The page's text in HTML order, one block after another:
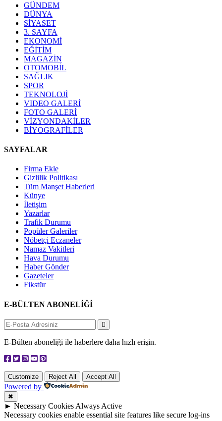
GÜNDEM
DÜNYA
SİYASET
3. SAYFA
EKONOMİ
EĞİTİM
MAGAZİN
OTOMOBİL
SAĞLIK
SPOR
TEKNOLOJİ
VIDEO GALERİ
FOTO GALERİ
VİZYONDAKİLER
BİYOGRAFİLER
SAYFALAR
Firma Ekle
Gizlilik Politikası
Tüm Manşet Haberleri
Künye
İletişim
Yazarlar
Trafik Durumu
Popüler Galeriler
Nöbetçi Eczaneler
Namaz Vakitleri
Hava Durumu
Haber Gönder
Gazeteler
Fikstür
E-BÜLTEN ABONELİĞİ
E-Bülten aboneliği ile haberlere daha hızlı erişin.
Customize Reject All Accept All
Powered by
✖
► Necessary Cookies Always Active
Necessary cookies enable essential site features like secure log-ins